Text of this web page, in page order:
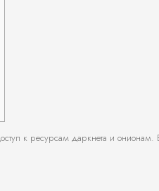
к ресурcам даркнета и